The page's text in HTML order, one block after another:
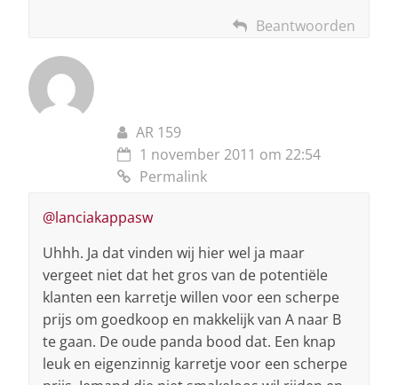
Beantwoorden
AR 159
1 november 2011 om 22:54
Permalink
@lanciakappasw
Uhhh. Ja dat vinden wij hier wel ja maar
vergeet niet dat het gros van de potentiële
klanten een karretje willen voor een scherpe
prijs om goedkoop en makkelijk van A naar B
te gaan. De oude panda bood dat. Een knap
leuk en eigenzinnig karretje voor een scherpe